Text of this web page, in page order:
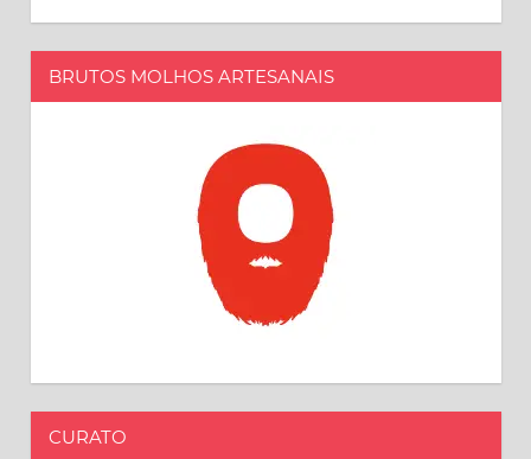
BRUTOS MOLHOS ARTESANAIS
CURATO